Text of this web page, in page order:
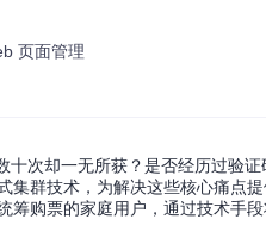
页面管理
次却一无所获？是否经历过验
群技术，为解决这些核心痛点
购票的家庭用户，通过技术手